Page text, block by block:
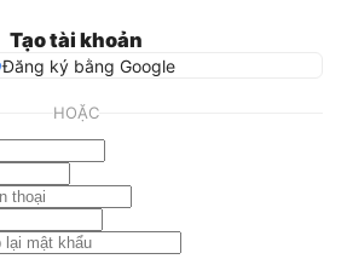
Tạo tài khoản
Đăng ký bằng Google
HOẶC